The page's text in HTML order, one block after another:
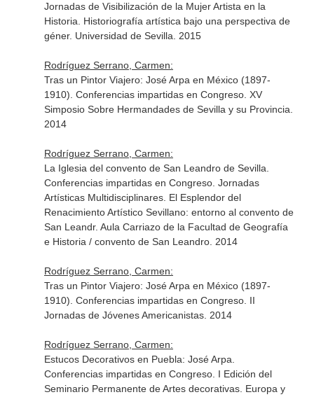
Jornadas de Visibilización de la Mujer Artista en la
Historia. Historiografía artística bajo una perspectiva de
géner. Universidad de Sevilla. 2015
Rodríguez Serrano, Carmen:
Tras un Pintor Viajero: José Arpa en México (1897-
1910). Conferencias impartidas en Congreso. XV
Simposio Sobre Hermandades de Sevilla y su Provincia.
2014
Rodríguez Serrano, Carmen:
La Iglesia del convento de San Leandro de Sevilla.
Conferencias impartidas en Congreso. Jornadas
Artísticas Multidisciplinares. El Esplendor del
Renacimiento Artístico Sevillano: entorno al convento de
San Leandr. Aula Carriazo de la Facultad de Geografía
e Historia / convento de San Leandro. 2014
Rodríguez Serrano, Carmen:
Tras un Pintor Viajero: José Arpa en México (1897-
1910). Conferencias impartidas en Congreso. II
Jornadas de Jóvenes Americanistas. 2014
Rodríguez Serrano, Carmen:
Estucos Decorativos en Puebla: José Arpa.
Conferencias impartidas en Congreso. I Edición del
Seminario Permanente de Artes decorativas. Europa y